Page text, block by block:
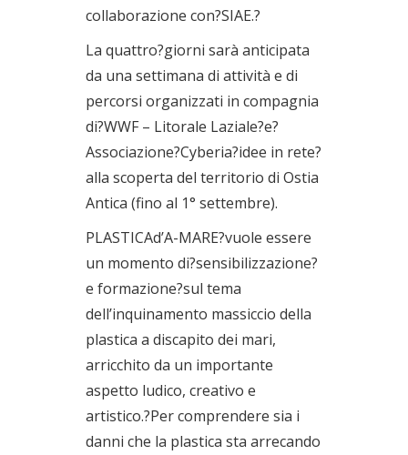
collaborazione con?SIAE.?
La quattro?giorni sarà anticipata
da una settimana di attività e di
percorsi organizzati in compagnia
di?WWF – Litorale Laziale?e?
Associazione?Cyberia?idee in rete?
alla scoperta del territorio di Ostia
Antica (fino al 1° settembre).
PLASTICAd’A-MARE?vuole essere
un momento di?sensibilizzazione?
e formazione?sul tema
dell’inquinamento massiccio della
plastica a discapito dei mari,
arricchito da un importante
aspetto ludico, creativo e
artistico.?Per comprendere sia i
danni che la plastica sta arrecando